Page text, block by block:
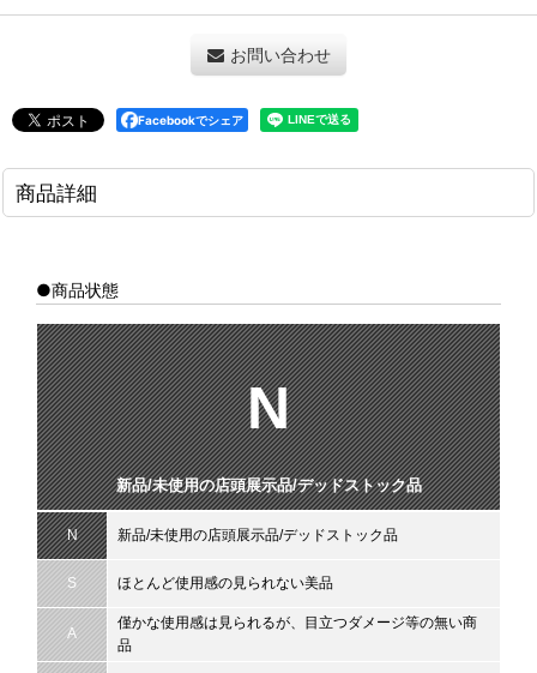
お問い合わせ
Facebookでシェア
商品詳細
●商品状態
N
新品/未使用の店頭展示品/デッドストック品
N 新品/未使用の店頭展示品/デッドストック品
S ほとんど使用感の見られない美品
A
僅かな使用感は見られるが、目立つダメージ等の無い商
品